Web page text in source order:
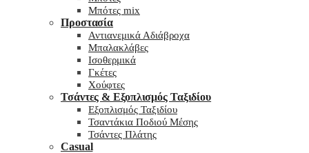
Μπότες mix
Προστασία
Αντιανεμικά Αδιάβροχα
Μπαλακλάβες
Ισοθερμικά
Γκέτες
Χούφτες
Τσάντες & Εξοπλισμός Ταξιδίου
Εξοπλισμός Ταξιδίου
Τσαντάκια Ποδιού Μέσης
Τσάντες Πλάτης
Casual